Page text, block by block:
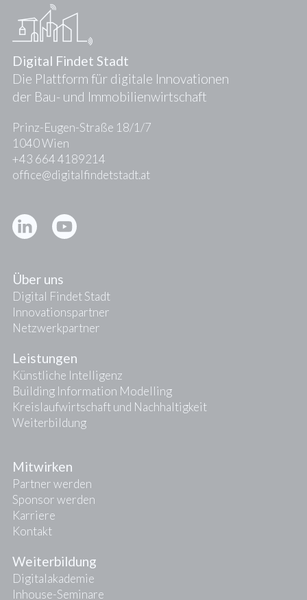
Digital Findet Stadt
Die Plattform für digitale Innovationen
der Bau- und Immobilienwirtschaft
Prinz-Eugen-Straße 18/1/7
1040 Wien
+43 664 4189214
office@digitalfindetstadt.at
Über uns
Digital Findet Stadt
Innovationspartner
Netzwerkpartner
Leistungen
Künstliche Intelligenz
Building Information Modelling
Kreislaufwirtschaft und Nachhaltigkeit
Weiterbildung
Mitwirken
Partner werden
Sponsor werden
Karriere
Kontakt
Weiterbildung
Digitalakademie
Inhouse-Seminare